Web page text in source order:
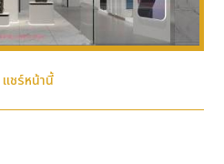
แชร์หน้านี้